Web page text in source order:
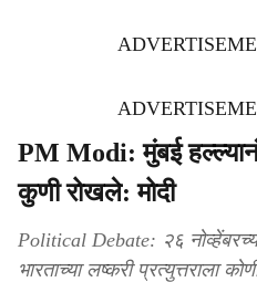
PM Modi: मुंबई
कुणी रोखले: मोदी
Political Debate: २६
भारताच्या लष्करी प्रत्युत्तराला